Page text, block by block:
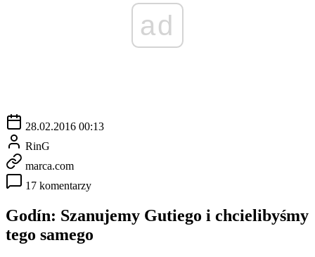
ad
28.02.2016 00:13
RinG
marca.com
17 komentarzy
Godín: Szanujemy Gutiego i chcielibyśmy
tego samego